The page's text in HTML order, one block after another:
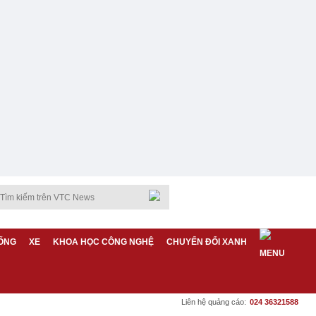
XE KHOA HỌC CÔNG NGHỆ CHUYỂN ĐỔI XANH
Liên hệ quảng cáo: 024 36321588